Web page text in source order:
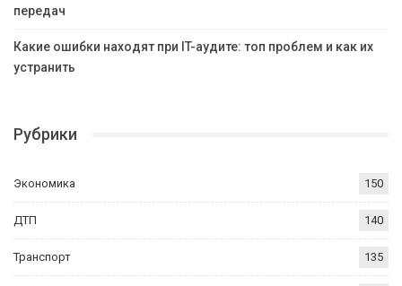
передач
Какие ошибки находят при IT-аудите: топ проблем и как их
устранить
Рубрики
Экономика 150
ДТП 140
Транспорт 135